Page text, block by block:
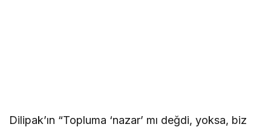
Dilipak’ın “Topluma ‘nazar’ mı değdi, yoksa, biz